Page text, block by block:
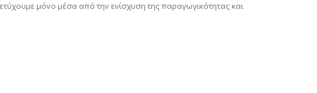
μόνο μέσα από την ενίσχυση της παραγωγικότητας και